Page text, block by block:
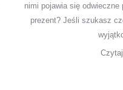
nimi pojawia się
prezent? Jeśli szukasz